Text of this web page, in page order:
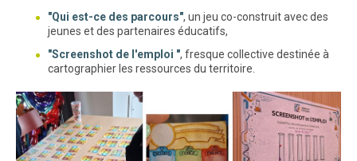
"Qui est-ce des parcours", un jeu co-construit avec des
jeunes et des partenaires éducatifs,
"Screenshot de l'emploi ", fresque collective destinée à
cartographier les ressources du territoire.